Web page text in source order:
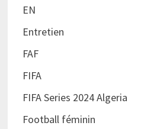
EN
Entretien
FAF
FIFA
FIFA Series 2024 Algeria
Football féminin